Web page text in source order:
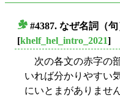
#4387. なぜ名詞（
[khelf_hel_intro_2021]
次の各文の赤字の
いれば分かりやすい
にいとまがありませ